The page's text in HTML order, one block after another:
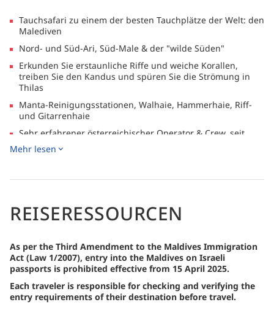
Tauchsafari zu einem der besten Tauchplätze der Welt: den
Malediven
Nord- und Süd-Ari, Süd-Male & der "wilde Süden"
Erkunden Sie erstaunliche Riffe und weiche Korallen,
treiben Sie den Kandus und spüren Sie die Strömung in
Thilas
Manta-Reinigungsstationen, Walhaie, Hammerhaie, Riff-
und Gitarrenhaie
Sehr erfahrener österreichischer Operator & Crew, seit
1993 auf den Malediven
Leihausrüstung und Nitrox vorhanden, Leihausrüstung für
Kinder
Cocktails & Weinen
Whirlpool & Landausflüge
Mehr lesen
REISERESSOURCEN
As per the Third Amendment to the Maldives Immigration
Act (Law 1/2007), entry into the Maldives on Israeli
passports is prohibited effective from 15 April 2025.
Each traveler is responsible for checking and verifying the
entry requirements of their destination before travel.